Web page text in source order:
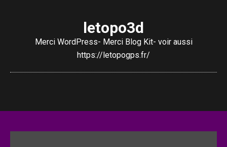
letopo3d
Merci WordPress- Merci Blog Kit- voir aussi
https://letopogps.fr/